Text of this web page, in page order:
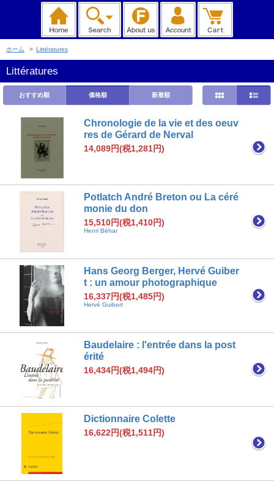
ホーム > Littératures
Littératures
おすすめ順 価格順 新着順
Chronologie de la vie et des oeuv
res de Gérard de Nerval
14,089円(税1,281円)
Potlatch André Breton ou La céré
monie du don
15,510円(税1,410円)
Henri Béhar
Hans Georg Berger, Hervé Guiber
t : un amour photographique
16,337円(税1,485円)
Hervé Guibert
Baudelaire : l'entrée dans la post
érité
16,434円(税1,494円)
Dictionnaire Colette
16,622円(税1,511円)